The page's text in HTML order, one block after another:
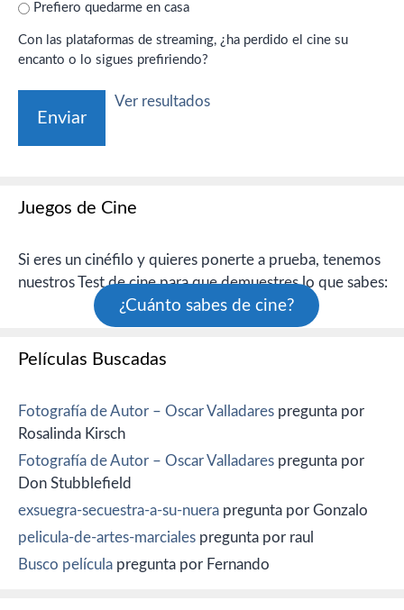
Prefiero quedarme en casa
Con las plataformas de streaming, ¿ha perdido el cine su
encanto o lo sigues prefiriendo?
Ver resultados
Juegos de Cine
Si eres un cinéfilo y quieres ponerte a prueba, tenemos
nuestros Test de cine para que demuestres lo que sabes:
¿Cuánto sabes de cine?
Películas Buscadas
Fotografía de Autor – Oscar Valladares pregunta por
Rosalinda Kirsch
Fotografía de Autor – Oscar Valladares pregunta por
Don Stubblefield
exsuegra-secuestra-a-su-nuera pregunta por Gonzalo
pelicula-de-artes-marciales pregunta por raul
Busco película pregunta por Fernando